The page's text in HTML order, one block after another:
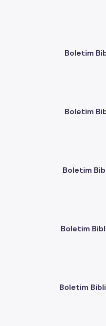
Boletim
Boletim
Boletim
Boletim
Boletim